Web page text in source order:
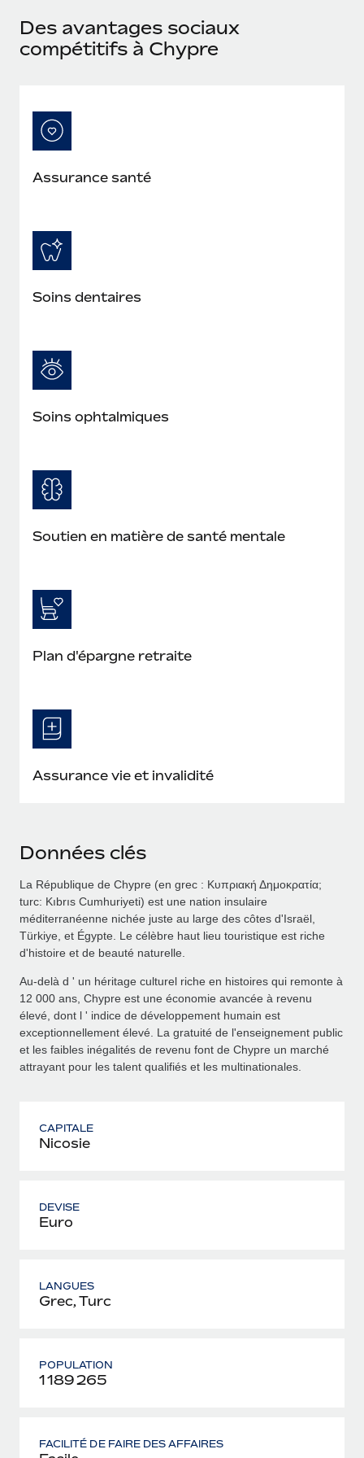
Des avantages sociaux
compétitifs à Chypre
Assurance santé
Soins dentaires
Soins ophtalmiques
Soutien en matière de santé mentale
Plan d'épargne retraite
Assurance vie et invalidité
Données clés
La République de Chypre (en grec : Κυπριακή Δημοκρατία;
turc: Kıbrıs Cumhuriyeti) est une nation insulaire
méditerranéenne nichée juste au large des côtes d'Israël,
Türkiye, et Égypte. Le célèbre haut lieu touristique est riche
d'histoire et de beauté naturelle.
Au-delà d ' un héritage culturel riche en histoires qui remonte à
12 000 ans, Chypre est une économie avancée à revenu
élevé, dont l ' indice de développement humain est
exceptionnellement élevé. La gratuité de l'enseignement public
et les faibles inégalités de revenu font de Chypre un marché
attrayant pour les talent qualifiés et les multinationales.
CAPITALE
Nicosie
DEVISE
Euro
LANGUES
Grec, Turc
POPULATION
1 189 265
FACILITÉ DE FAIRE DES AFFAIRES